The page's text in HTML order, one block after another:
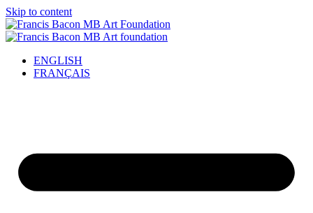
Skip to content
ENGLISH
FRANÇAIS